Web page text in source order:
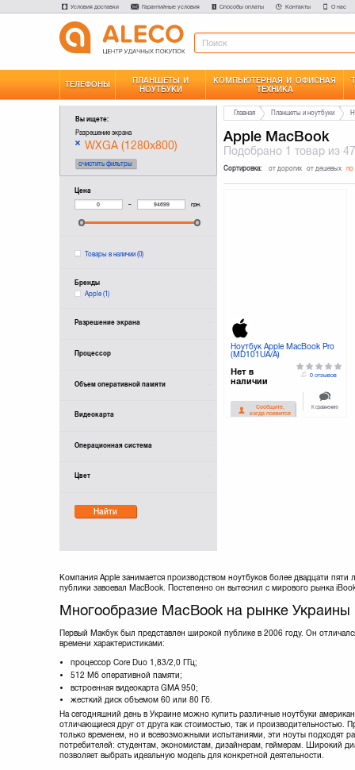
Условия доставки Гарантийные условия Способы оплаты Контакты О нас
ТЕЛЕФОНЫ
ПЛАНШЕТЫ И
НОУТБУКИ
КОМПЬЮТЕРНАЯ И ОФИСНАЯ
ТЕХНИКА
Вы ищете:
Разрешение экрана
WXGA (1280x800)
очистить фильтры
Цена
– грн.
Товары в наличии(0)
Бренды
Apple(1)
Разрешение экрана
Процессор
Объем оперативной памяти
Видеокарта
Операционная система
Цвет
Найти
Главная Планшеты и ноутбуки
Apple MacBook
Подобрано 1 товар из
Сортировка: от дорогих от дешевых по
Ноутбук Apple MacBook Pro
(MD101UA/A)
Нет в
наличии
Сообщите,
когда появится
0 отзывов
К сравнению
Компания Apple занимается производством ноутбуков более двадцати
публики завоевал MacBook. Постепенно он вытеснил с мирового рынка
Многообразие MacBook на рынке Украины
Первый Макбук был представлен широкой публике в 2006 году. Он
времени характеристиками:
процессор Core Duo 1,83/2,0 ГГц;
512 Мб оперативной памяти;
встроенная видеокарта GMA 950;
жесткий диск объемом 60 или 80 Гб.
На сегодняшний день в Украине можно купить различные ноутбуки
отличающиеся друг от друга как стоимостью, так и производительностью.
только временем, но и всевозможными испытаниями, эти ноуты подходят
потребителей: студентам, экономистам, дизайнерам, геймерам. Широкий
позволяет выбрать идеальную модель для конкретной деятельности.